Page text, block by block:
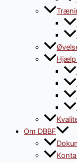
Hjælp
Om DBBF